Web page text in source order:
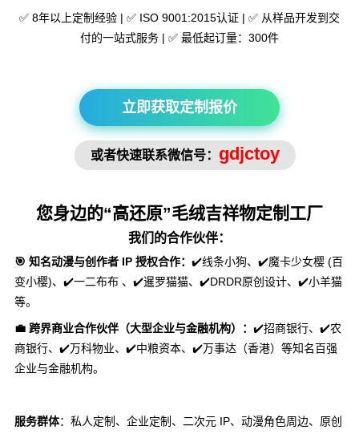
✅ 8年以上定制经验 | ✅ ISO 9001:2015认证 | ✅ 从样品开发到交
付的一站式服务 | ✅ 最低起订量：300件
立即获取定制报价
或者快速联系微信号： gdjctoy
您身边的“高还原”毛绒吉祥物定制工厂
我们的合作伙伴：
🎯 知名动漫与创作者 IP 授权合作： ✔️线条小狗、✔️魔卡少女樱 (百
变小樱)、✔️一二布布 、✔️暹罗猫猫、✔️DRDR原创设计、✔️小羊猫
等。
💼 跨界商业合作伙伴（大型企业与金融机构）： ✔️招商银行、✔️农
商银行、✔️万科物业、✔️中粮资本、✔️万事达（香港）等知名百强
企业与金融机构。
服务群体： 私人定制、企业定制、二次元 IP、动漫角色周边、原创